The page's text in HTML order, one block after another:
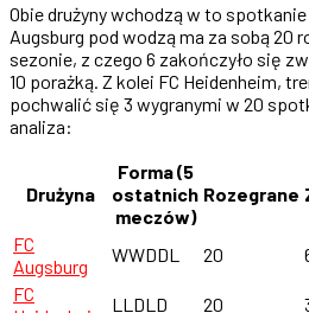
Obie drużyny wchodzą w to
Augsburg pod wodzą ma za sobą 20
sezonie, z czego 6 zakończyło się
10 porażką. Z kolei FC Heidenheim,
pochwalić się 3 wygranymi w 20
analiza:
Drużyna
Forma (5
ostatnich
meczów)
Rozegrane
FC
Augsburg
WWDDL 20
FC
LLDLD 20